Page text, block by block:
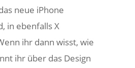
neue iPhone
in ebenfalls X
ihr dann wisst, wie
ihr über das Design